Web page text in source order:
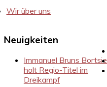
Wir über uns
Neuigkeiten
Immanuel Bruns Bortsie
holt Regio-Titel im
Dreikampf